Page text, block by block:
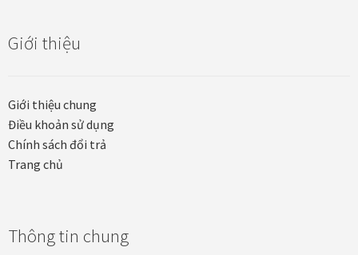
Tranh treo phòng khách
Tranh treo phòng làm việc giám đốc
Tranh treo phòng thờ
Giới thiệu
Giới thiệu chung
Điều khoản sử dụng
Chính sách đổi trả
Trang chủ
Thông tin chung